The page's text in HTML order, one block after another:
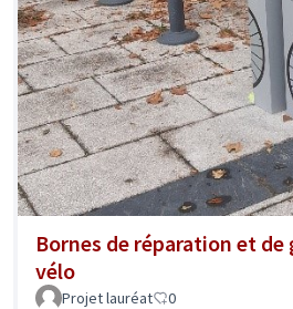
Bornes de réparation et
vélo
Projet lauréat 0